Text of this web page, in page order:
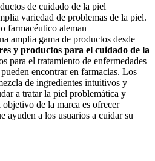
os de cuidado de la piel
ia variedad de problemas de la piel.
farmacéutico aleman
a amplia gama de productos desde
y productos para el cuidado de la
para el tratamiento de enfermedades
pueden encontraren farmacias. Los
zcla de ingredientes intuitivos y
ara tratarla piel problemática y
objetivo de la marca es ofrecer
ayuden a los usuarios a cuidarsu